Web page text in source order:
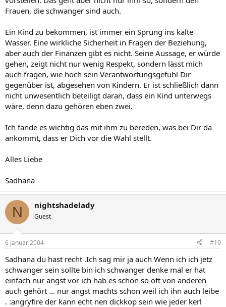
Frauen, die schwanger sind auch.
Ein Kind zu bekommen, ist immer ein Sprung ins kalte
Wasser. Eine wirkliche Sicherheit in Fragen der Beziehung,
aber auch der Finanzen gibt es nicht. Seine Aussage, er würde
gehen, zeigt nicht nur wenig Respekt, sondern lässt mich
auch fragen, wie hoch sein Verantwortungsgefühl Dir
gegenüber ist, abgesehen von Kindern. Er ist schließlich dann
nicht unwesentlich beteiligt daran, dass ein Kind unterwegs
wäre, denn dazu gehören eben zwei.
Ich fände es wichtig das mit ihm zu bereden, was bei Dir da
ankommt, dass er Dich vor die Wahl stellt.
Alles Liebe
Sadhana
N nightshadelady
Guest
6 Januar 2004 #19
Sadhana du hast recht .Ich sag mir ja auch Wenn ich ich jetz
schwanger sein sollte bin ich schwanger denke mal er hat
einfach nur angst vor ich hab es schon so oft von anderen
auch gehört ... nur angst machts schon weil ich ihn auch leibe
. :angryfire der kann echt nen dickkop sein wie jeder kerl